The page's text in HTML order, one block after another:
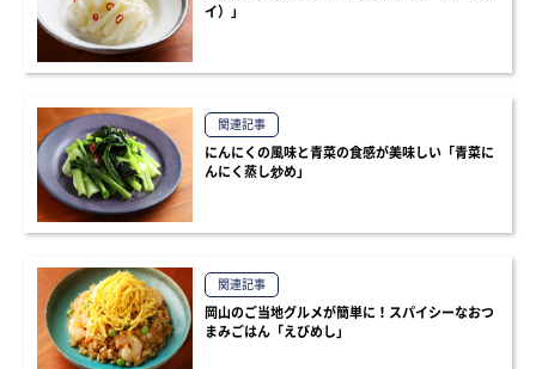
イ）」
関連記事
にんにくの風味と青菜の食感が美味しい「青菜に
んにく蒸し炒め」
関連記事
岡山のご当地グルメが簡単に！スパイシーなおつ
まみごはん「えびめし」